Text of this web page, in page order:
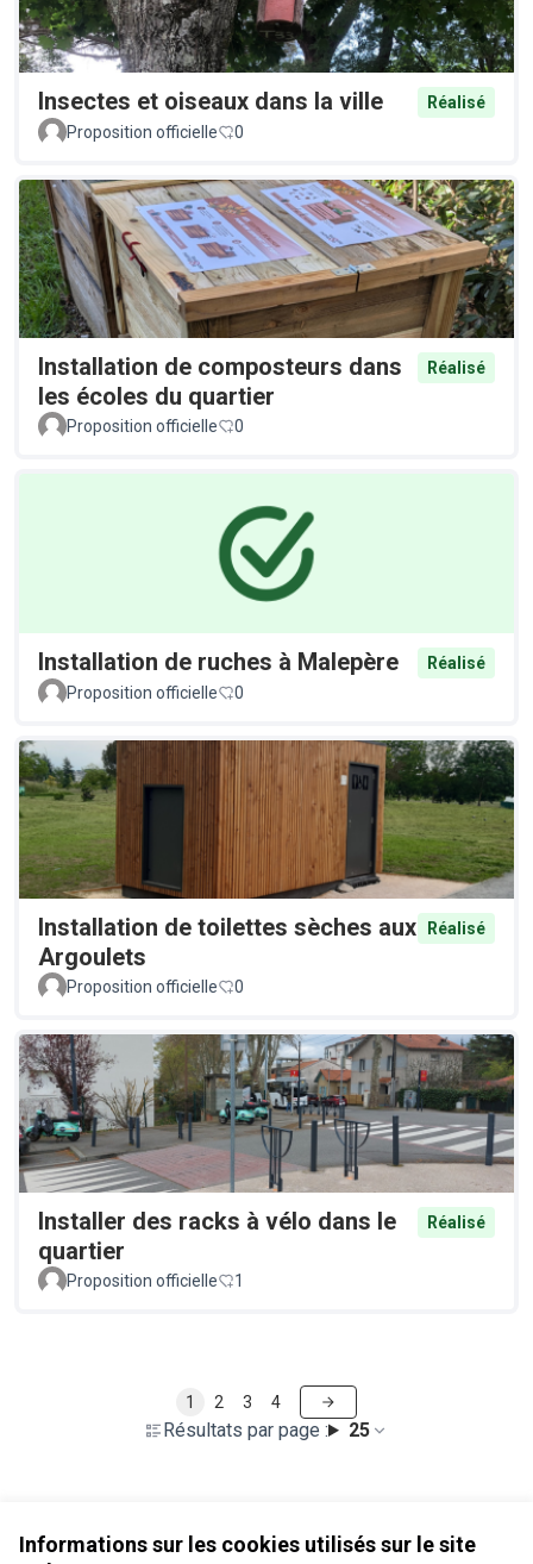
Informations sur les cookies utilisés sur le site
Insectes et oiseaux dans la ville
Réalisé
Proposition officielle
0
Installation de composteurs dans
les écoles du quartier
Réalisé
Proposition officielle 0
Installation de ruches à Malepère
Réalisé
Proposition officielle
0
Installation de toilettes sèches aux
Argoulets
Réalisé
Proposition officielle 0
Installer des racks à vélo dans le
quartier
Réalisé
Proposition officielle 1
Résultats par page : 25
1 2 3 4